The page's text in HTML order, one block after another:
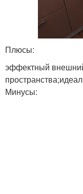
Плюсы:
эффектный
Минусы: